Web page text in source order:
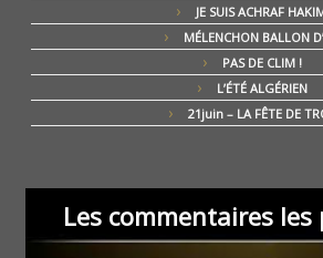
JE SUIS ACHRAF
MÉLENCHON BALLON
PAS DE CLIM !
L’ÉTÉ ALGÉRIEN
21juin – LA FÊTE DE
Les commentaires